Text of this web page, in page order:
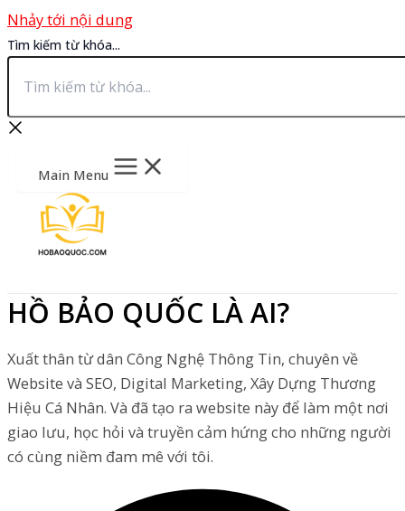
Nhảy tới nội dung
Tìm kiếm từ khóa...
Main Menu
HỒ BẢO QUỐC LÀ AI?
Xuất thân từ dân Công Nghệ Thông Tin, chuyên về
Website và SEO, Digital Marketing, Xây Dựng Thương
Hiệu Cá Nhân. Và đã tạo ra website này để làm một nơi
giao lưu, học hỏi và truyền cảm hứng cho những người
có cùng niềm đam mê với tôi.